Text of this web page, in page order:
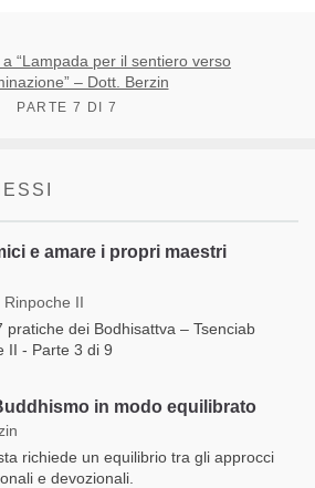
“Lampada per il sentiero verso
– Dott. Berzin
PARTE 7 DI 7
e amare i propri maestri
Rinpoche II
pratiche dei Bodhisattva – Tsenciab
II - Parte 3 di 9
in modo equilibrato
richiede un equilibrio tra gli approcci
e devozionali.